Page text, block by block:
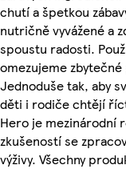
chutí a špetkou
nutričně vyvážené a
spoustu radosti.
omezujeme
Jednoduše tak, aby
děti i rodiče chtějí
Hero je mezinárodní
zkušeností se
výživy. Všechny